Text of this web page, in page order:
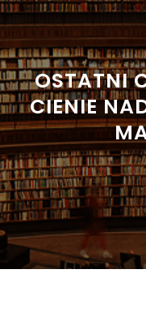
OSTATNI
CIENIE